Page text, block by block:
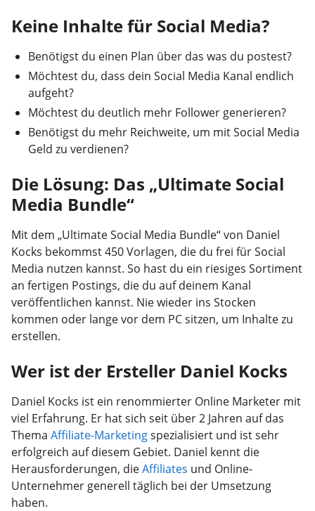
Keine Inhalte für Social Media?
Benötigst du einen Plan über das was du postest?
Möchtest du, dass dein Social Media Kanal endlich
aufgeht?
Möchtest du deutlich mehr Follower generieren?
Benötigst du mehr Reichweite, um mit Social Media
Geld zu verdienen?
Die Lösung: Das „Ultimate Social
Media Bundle“
Mit dem „Ultimate Social Media Bundle“ von Daniel
Kocks bekommst 450 Vorlagen, die du frei für Social
Media nutzen kannst. So hast du ein riesiges Sortiment
an fertigen Postings, die du auf deinem Kanal
veröffentlichen kannst. Nie wieder ins Stocken
kommen oder lange vor dem PC sitzen, um Inhalte zu
erstellen.
Wer ist der Ersteller Daniel Kocks
Daniel Kocks ist ein renommierter Online Marketer mit
viel Erfahrung. Er hat sich seit über 2 Jahren auf das
Thema Affiliate-Marketingspezialisiert und ist sehr
erfolgreich auf diesem Gebiet. Daniel kennt die
Herausforderungen, dieAffiliates und Online-
Unternehmer generell täglich bei der Umsetzung
haben.